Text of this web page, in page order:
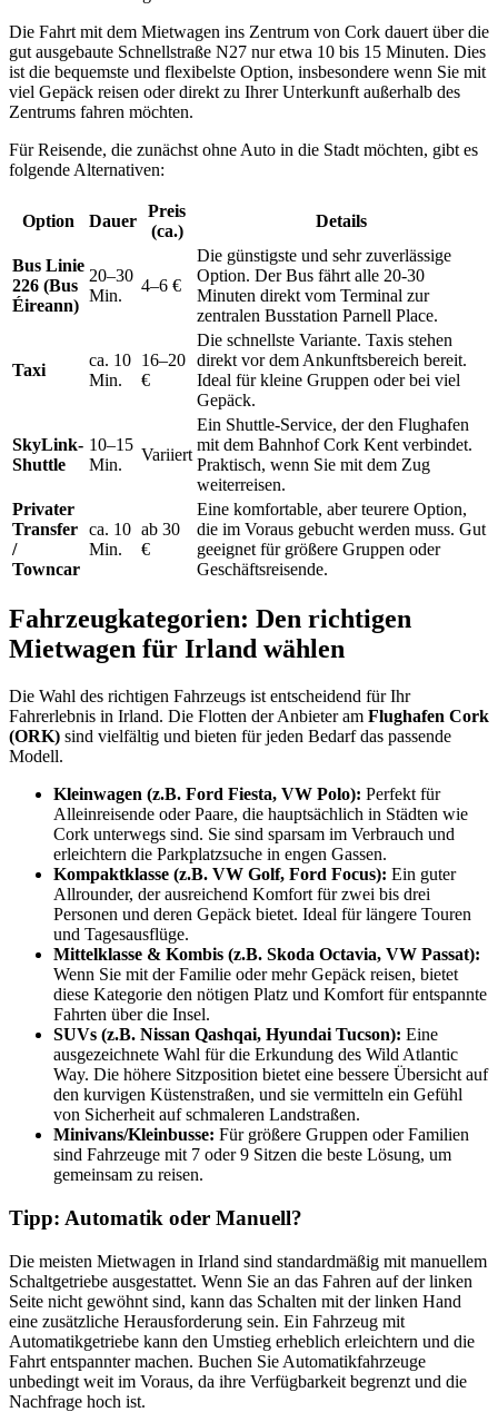
Die Fahrt mit dem Mietwagen ins Zentrum von Cork dauert über die
gut ausgebaute Schnellstraße N27 nur etwa 10 bis 15 Minuten. Dies
ist die bequemste und flexibelste Option, insbesondere wenn Sie mit
viel Gepäck reisen oder direkt zu Ihrer Unterkunft außerhalb des
Zentrums fahren möchten.
Für Reisende, die zunächst ohne Auto in die Stadt möchten, gibt es
folgende Alternativen:
Option Dauer
Preis
(ca.)
Details
Bus Linie
226 (Bus
Éireann)
20–30
Min.
4–6 €
Die günstigste und sehr zuverlässige
Option. Der Bus fährt alle 20-30
Minuten direkt vom Terminal zur
zentralen Busstation Parnell Place.
Taxi
ca. 10
Min.
16–20
€
Die schnellste Variante. Taxis stehen
direkt vor dem Ankunftsbereich bereit.
Ideal für kleine Gruppen oder bei viel
Gepäck.
SkyLink-
Shuttle
10–15
Min.
Variiert
Ein Shuttle-Service, der den Flughafen
mit dem Bahnhof Cork Kent verbindet.
Praktisch, wenn Sie mit dem Zug
weiterreisen.
Privater
Transfer
/
Towncar
ca. 10
Min.
ab 30
€
Eine komfortable, aber teurere Option,
die im Voraus gebucht werden muss. Gut
geeignet für größere Gruppen oder
Geschäftsreisende.
Fahrzeugkategorien: Den richtigen
Mietwagen für Irland wählen
Die Wahl des richtigen Fahrzeugs ist entscheidend für Ihr
Fahrerlebnis in Irland. Die Flotten der Anbieter am Flughafen Cork
(ORK) sind vielfältig und bieten für jeden Bedarf das passende
Modell.
Kleinwagen (z.B. Ford Fiesta, VW Polo): Perfekt für
Alleinreisende oder Paare, die hauptsächlich in Städten wie
Cork unterwegs sind. Sie sind sparsam im Verbrauch und
erleichtern die Parkplatzsuche in engen Gassen.
Kompaktklasse (z.B. VW Golf, Ford Focus): Ein guter
Allrounder, der ausreichend Komfort für zwei bis drei
Personen und deren Gepäck bietet. Ideal für längere Touren
und Tagesausflüge.
Mittelklasse & Kombis (z.B. Skoda Octavia, VW Passat):
Wenn Sie mit der Familie oder mehr Gepäck reisen, bietet
diese Kategorie den nötigen Platz und Komfort für entspannte
Fahrten über die Insel.
SUVs (z.B. Nissan Qashqai, Hyundai Tucson): Eine
ausgezeichnete Wahl für die Erkundung des Wild Atlantic
Way. Die höhere Sitzposition bietet eine bessere Übersicht auf
den kurvigen Küstenstraßen, und sie vermitteln ein Gefühl
von Sicherheit auf schmaleren Landstraßen.
Minivans/Kleinbusse: Für größere Gruppen oder Familien
sind Fahrzeuge mit 7 oder 9 Sitzen die beste Lösung, um
gemeinsam zu reisen.
Tipp: Automatik oder Manuell?
Die meisten Mietwagen in Irland sind standardmäßig mit manuellem
Schaltgetriebe ausgestattet. Wenn Sie an das Fahren auf der linken
Seite nicht gewöhnt sind, kann das Schalten mit der linken Hand
eine zusätzliche Herausforderung sein. Ein Fahrzeug mit
Automatikgetriebe kann den Umstieg erheblich erleichtern und die
Fahrt entspannter machen. Buchen Sie Automatikfahrzeuge
unbedingt weit im Voraus, da ihre Verfügbarkeit begrenzt und die
Nachfrage hoch ist.